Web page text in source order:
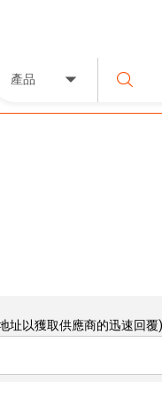
產品
址以獲取供應商的迅速回覆)